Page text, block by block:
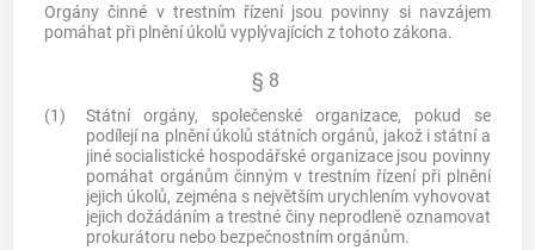
Orgány činné v trestním řízeníjsou povinny si navzájem
pomáhat při plnění úkolů vyplývajících z tohoto zákona.
§ 8
(1)
Státní orgány, společenské organizace, pokud se
podílejí na plnění úkolů státních orgánů, jakož i státní a
jiné socialistické hospodářské organizace jsou povinny
pomáhat orgánům činným v trestním řízení při plnění
jejich úkolů, zejména s největším urychlením vyhovovat
jejich dožádáním a trestné činy neprodleně oznamovat
prokurátoru nebo bezpečnostním orgánům.